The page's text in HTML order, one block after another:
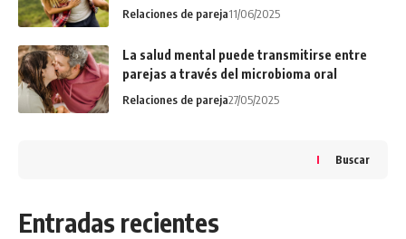
Relaciones de pareja11/06/2025
La salud mental puede transmitirse entre
parejas a través del microbioma oral
Relaciones de pareja27/05/2025
Buscar
Entradas recientes